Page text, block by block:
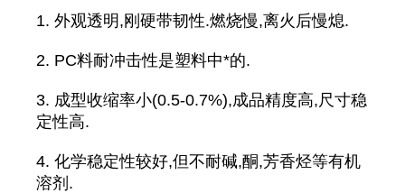
1. 外观透明,刚硬带韧性.燃烧慢,离火后慢熄.
2. PC料耐冲击性是塑料中*的.
3. 成型收缩率小(0.5-0.7%),成品精度高,尺寸稳
定性高.
4. 化学稳定性较好,但不耐碱,酮,芳香烃等有机
溶剂.